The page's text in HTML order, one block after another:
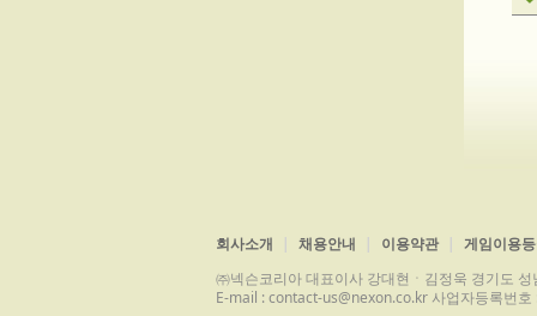
회사소개 채용안내 이용약관
게임이용
㈜넥슨코리아 대표이사 강대현ㆍ김정욱 경기도
E-mail : contact-us@nexon.co.kr 사업자등록번